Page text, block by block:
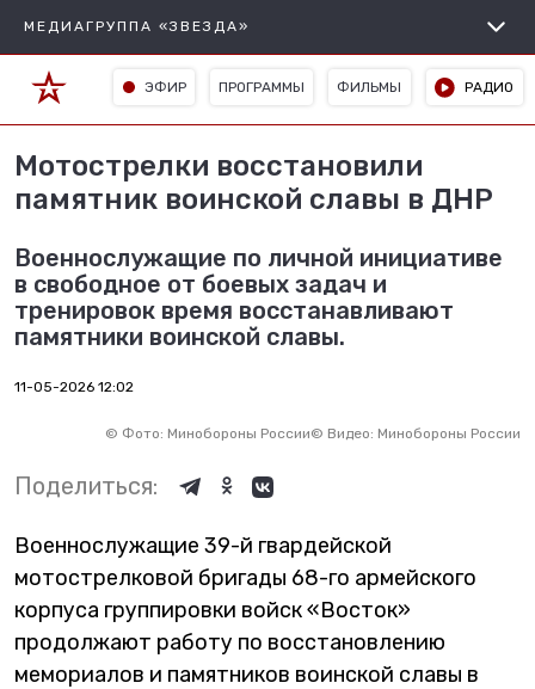
МЕДИАГРУППА «ЗВЕЗДА»
ЭФИР ПРОГРАММЫ ФИЛЬМЫ РАДИО
Мотострелки восстановили
памятник воинской славы в ДНР
Военнослужащие по личной инициативе
в свободное от боевых задач и
тренировок время восстанавливают
памятники воинской славы.
11-05-2026 12:02
© Фото: Минобороны России© Видео: Минобороны России
Поделиться:
Военнослужащие 39-й гвардейской
мотострелковой бригады 68-го армейского
корпуса группировки войск «Восток»
продолжают работу по восстановлению
мемориалов и памятников воинской славы в